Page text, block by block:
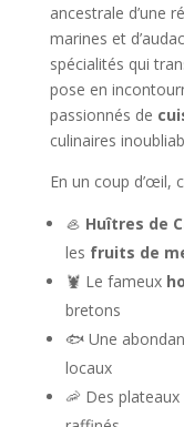
ancestrale d’une
marines et
spécialités qui
pose en
passionnés de
culinaires
En un coup d’œil,
🦪 Huîtres de
les fruits de
🦞 Le fameux
bretons
🐟 Une
locaux
🦐 Des plateaux